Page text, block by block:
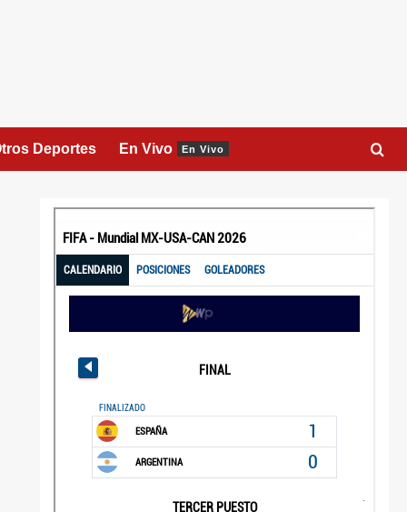
Deportes En Vivo En Vivo